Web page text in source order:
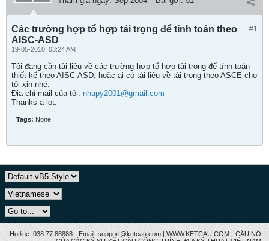
#1
Các trường hợp tổ hợp tải trọng để tính toán theo
AISC-ASD
19-05-2010, 03:24 AM
Tôi đang cần tài liệu về các trường hợp tổ hợp tải trọng để tính toán
thiết kế theo AISC-ASD, hoặc ai có tài liệu về tải trọng theo ASCE cho
tôi xin nhé.
Điạ chỉ mail của tôi: nhapy2001@gmail.com
Thanks a lot.
Tags: None
Hotline: 038.77 88888 - Email: support@ketcau.com | WWW.KETCAU.COM - CẦU NỐI